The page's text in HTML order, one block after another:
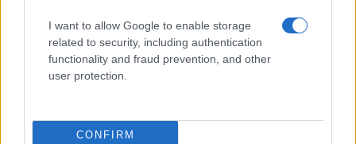
I want to allow Google to enable storage
related to security, including authentication
functionality and fraud prevention, and other
user protection.
CONFIRM
con pazienza. GiorgioArmaniha sempre fatto
dell’indipendenza, di pensiero e azione, il proprio
segno distintivo. L’azienda è il riflesso, oggi e
dipendenti porteranno avanti il Gruppo nel
rispetto e nella continuità di questi valori”.